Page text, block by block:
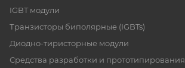
IGBT модули
Транзисторы биполярные (IGBTs)
Диодно-тиристорные модули
Средства разработки и прототипирования